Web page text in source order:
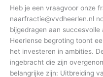
Heb je een vraagvoor onze
naarfractie@vvdheerlen.nl
bijgedragen aan
Heerlense begroting toont
het investeren in ambities.
ingebracht die zijn
belangrijke zijn: Uitbreiding